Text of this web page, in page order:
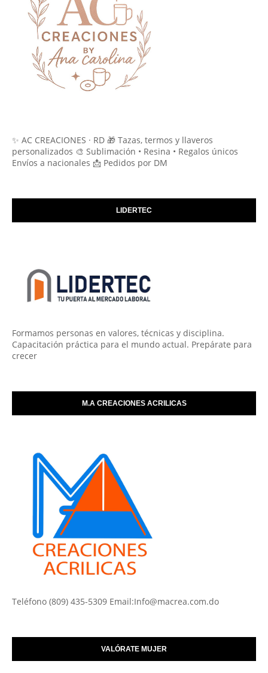
✨ AC CREACIONES · RD 🎁 Tazas, termos y llaveros
personalizados 🎨 Sublimación • Resina • Regalos únicos
Envíos a nacionales 📩 Pedidos por DM
LIDERTEC
Formamos personas en valores, técnicas y disciplina.
Capacitación práctica para el mundo actual. Prepárate para
crecer
M.A CREACIONES ACRILICAS
Teléfono (809) 435-5309 Email:Info@macrea.com.do
VALÓRATE MUJER